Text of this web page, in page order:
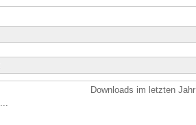
Downloads im letzten Jahr